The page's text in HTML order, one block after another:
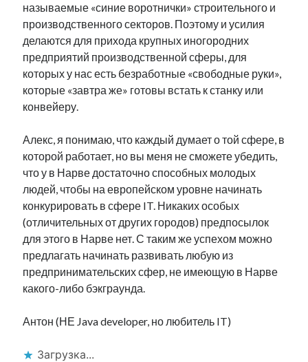
называемые «синие воротнички» строительного и
производственного секторов. Поэтому и усилия
делаются для прихода крупных иногородних
предприятий производственной сферы, для
которых у нас есть безработные «свободные руки»,
которые «завтра же» готовы встать к станку или
конвейеру.
Алекс, я понимаю, что каждый думает о той сфере, в
которой работает, но вы меня не сможете убедить,
что у в Нарве достаточно способных молодых
людей, чтобы на европейском уровне начинать
конкурировать в сфере IT. Никаких особых
(отличительных от других городов) предпосылок
для этого в Нарве нет. С таким же успехом можно
предлагать начинать развивать любую из
предпринимательских сфер, не имеющую в Нарве
какого-либо бэкграунда.
Антон (НЕ Java developer, но любитель IT)
Загрузка...